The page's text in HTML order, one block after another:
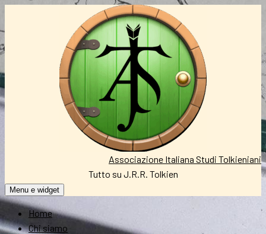
Associazione Italiana Studi Tolkieniani
Tutto su J.R.R. Tolkien
Menu e widget
Home
Chi siamo